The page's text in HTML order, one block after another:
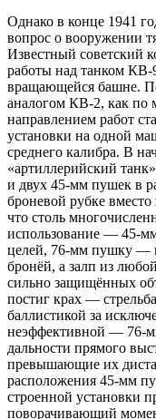
Однако в конце 1941
вопрос о вооружении
Известный советский
работы над танком
вращающейся башне.
аналогом КВ-2, как по
направлением работ
установки на одной
среднего калибра. В
«артиллерийский
и двух 45-мм пушек в
броневой рубке
что столь
использование — 45-
целей, 76-мм пушку —
бронёй, а залп из
сильно защищённых
постиг крах —
баллистикой за
неэффективной — 76-
дальности прямого
превышающие их
расположения 45-мм
строенной установки
поворачивающий